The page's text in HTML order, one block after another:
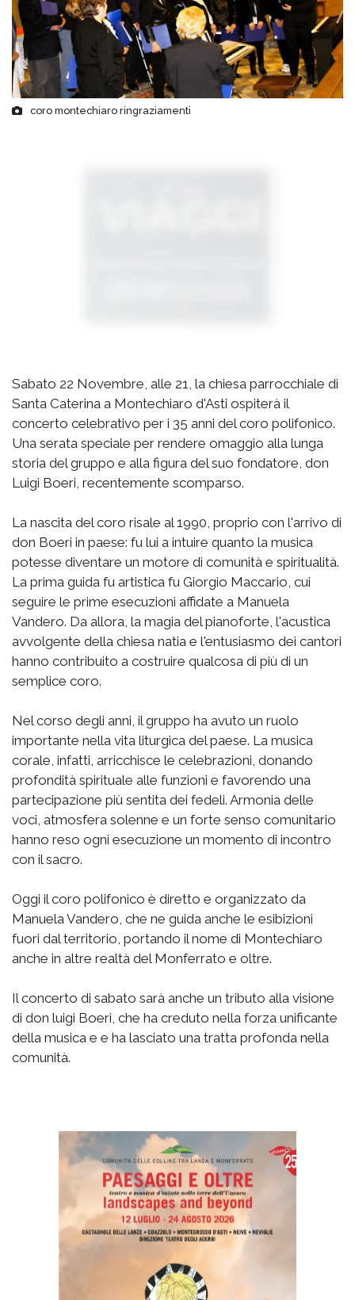
coro montechiaro ringraziamenti
Sabato 22 Novembre, alle 21, la chiesa parrocchiale di
Santa Caterina a Montechiaro d'Asti ospiterà il
concerto celebrativo per i 35 anni del coro polifonico.
Una serata speciale per rendere omaggio alla lunga
storia del gruppo e alla figura del suo fondatore, don
Luigi Boeri, recentemente scomparso.
La nascita del coro risale al 1990, proprio con l'arrivo di
don Boeri in paese: fu lui a intuire quanto la musica
potesse diventare un motore di comunità e spiritualità.
La prima guida fu artistica fu Giorgio Maccario, cui
seguire le prime esecuzioni affidate a Manuela
Vandero. Da allora, la magia del pianoforte, l'acustica
avvolgente della chiesa natia e l'entusiasmo dei cantori
hanno contribuito a costruire qualcosa di più di un
semplice coro.
Nel corso degli anni, il gruppo ha avuto un ruolo
importante nella vita liturgica del paese. La musica
corale, infatti, arricchisce le celebrazioni, donando
profondità spirituale alle funzioni e favorendo una
partecipazione più sentita dei fedeli. Armonia delle
voci, atmosfera solenne e un forte senso comunitario
hanno reso ogni esecuzione un momento di incontro
con il sacro.
Oggi il coro polifonico è diretto e organizzato da
Manuela Vandero, che ne guida anche le esibizioni
fuori dal territorio, portando il nome di Montechiaro
anche in altre realtà del Monferrato e oltre.
Il concerto di sabato sarà anche un tributo alla visione
di don luigi Boeri, che ha creduto nella forza unificante
della musica e e ha lasciato una tratta profonda nella
comunità.